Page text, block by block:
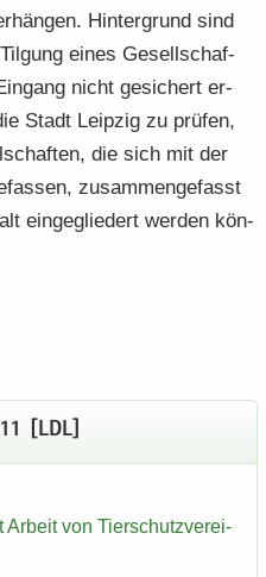
Hin­ter­grund sind
eines Ge­sell­schaf­
nicht ge­si­chert er­
Stadt Leip­zig zu prü­fen,
die sich mit der
zu­sam­men­ge­fasst
ein­ge­glie­dert wer­den kön­
[LDL]
Ar­beit von Tier­schutz­ver­ei­